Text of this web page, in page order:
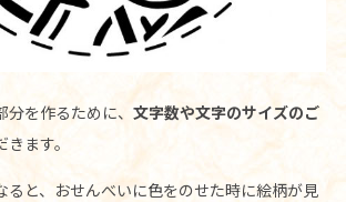
を作るために、 文字数や文字のサイズのご
ます。
ると、おせんべいに色をのせた時に絵柄が見